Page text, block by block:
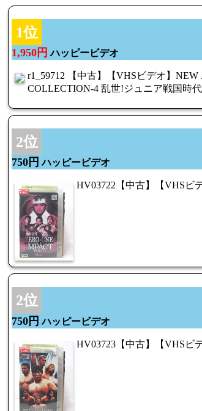
1位
1,950円 ハッピービデオ
r1_59712 【中古】【VHSビデオ】
COLLECTION-4 乱世!ジュニア戦国時代
2位
750円 ハッピービデオ
HV03722【中古】【VHSビ
2位
750円 ハッピービデオ
HV03723【中古】【VHSビ